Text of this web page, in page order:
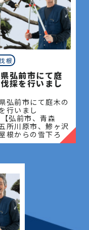
根
弘前市にて庭
採を行いまし
弘前市にて庭木の
行いまし
弘前市、青森
所川原市、鯵ヶ沢
根からの雪下ろ
雪・排雪などの作
刈りなどのお庭の
造園・